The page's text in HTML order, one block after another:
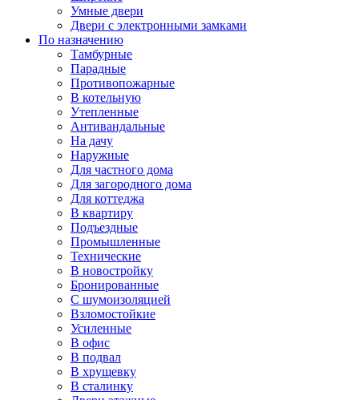
Умные двери
Двери с электронными замками
По назначению
Тамбурные
Парадные
Противопожарные
В котельную
Утепленные
Антивандальные
На дачу
Наружные
Для частного дома
Для загородного дома
Для коттеджа
В квартиру
Подъездные
Промышленные
Технические
В новостройку
Бронированные
С шумоизоляцией
Взломостойкие
Усиленные
В офис
В подвал
В хрущевку
В сталинку